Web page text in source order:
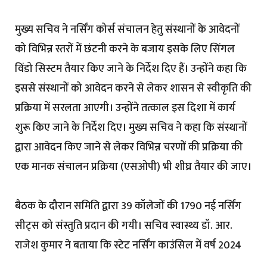
मुख्य सचिव ने नर्सिंग कोर्स संचालन हेतु संस्थानों के आवेदनों
को विभिन्न स्तरों में छंटनी करने के बजाय इसके लिए सिंगल
विंडो सिस्टम तैयार किए जाने के निर्देश दिए हैं। उन्होंने कहा कि
इससे संस्थानों को आवेदन करने से लेकर शासन से स्वीकृति की
प्रक्रिया में सरलता आएगी। उन्होंने तत्काल इस दिशा में कार्य
शुरू किए जाने के निर्देश दिए। मुख्य सचिव ने कहा कि संस्थानों
द्वारा आवेदन किए जाने से लेकर विभिन्न चरणों की प्रक्रिया की
एक मानक संचालन प्रक्रिया (एसओपी) भी शीघ्र तैयार की जाए।
बैठक के दौरान समिति द्वारा 39 कॉलेजों की 1790 नई नर्सिंग
सीट्स को संस्तुति प्रदान की गयी। सचिव स्वास्थ्य डॉ. आर.
राजेश कुमार ने बताया कि स्टेट नर्सिंग काउंसिल में वर्ष 2024